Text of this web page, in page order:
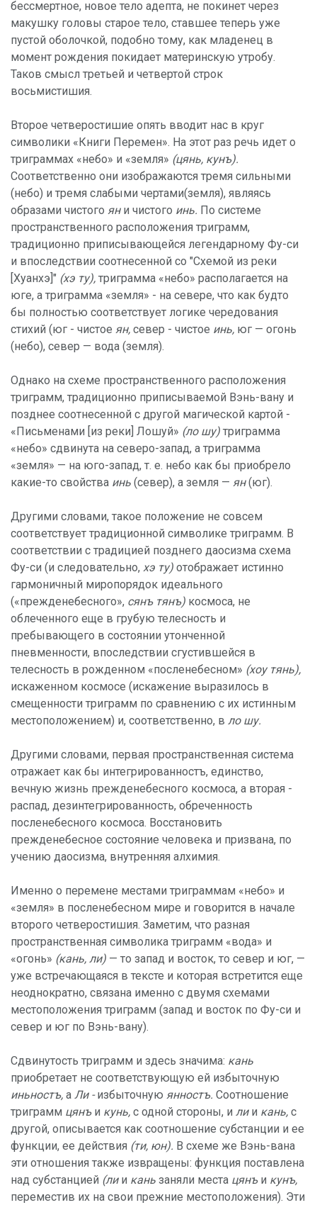
бессмертное, новое тело адепта, не покинет через
макушку головы старое тело, ставшее теперь уже
пустой оболочкой, подобно тому, как младенец в
момент рождения покидает материнскую утробу.
Таков смысл третьей и четвертой строк
восьмистишия.
Второе четверостишие опять вводит нас в круг
символики «Книги Перемен». На этот раз речь идет о
триграммах «небо» и «земля» (цянь, кунъ).
Соответственно они изображаются тремя сильными
(небо) и тремя слабыми чертами(земля), являясь
образами чистого ян и чистого инь. По системе
пространственного расположения триграмм,
традиционно приписывающейся легендарному Фу-си
и впоследствии соотнесенной со "Схемой из реки
[Хуанхэ]" (хэ ту), триграмма «небо» располагается на
юге, а триграмма «земля» - на севере, что как будто
бы полностью соответствует логике чередования
стихий (юг - чистое ян, север - чистое инь, юг — огонь
(небо), север — вода (земля).
Однако на схеме пространственного расположения
триграмм, традиционно приписываемой Вэнь-вану и
позднее соотнесенной с другой магической картой -
«Письменами [из реки] Лошуй» (ло шу) триграмма
«небо» сдвинута на северо-запад, а триграмма
«земля» — на юго-запад, т. е. небо как бы приобрело
какие-то свойства инь (север), а земля — ян(юг).
Другими словами, такое положение не совсем
соответствует традиционной символике триграмм. В
соответствии с традицией позднего даосизма схема
Фу-си (и следовательно, хэ ту) отображает истинно
гармоничный миропорядок идеального
(«прежденебесного», сянъ тянъ) космоса, не
облеченного еще в грубую телесность и
пребывающего в состоянии утонченной
пневменности, впоследствии сгустившейся в
телесность в рожденном «посленебесном» (хоу тянь),
искаженном космосе (искажение выразилось в
смещенности триграмм по сравнению с их истинным
местоположением) и, соответственно, в ло шу.
Другими словами, первая пространственная система
отражает как бы интегрированностъ, единство,
вечную жизнь прежденебесного космоса, а вторая -
распад, дезинтегрированность, обреченность
посленебесного космоса. Восстановить
прежденебесное состояние человека и призвана, по
учению даосизма, внутренняя алхимия.
Именно о перемене местами триграммам «небо» и
«земля» в посленебесном мире и говорится в начале
второго четверостишия. Заметим, что разная
пространственная символика триграмм «вода» и
«огонь» (кань, ли) — то запад и восток, то север и юг, —
уже встречающаяся в тексте и которая встретится еще
неоднократно, связана именно с двумя схемами
местоположения триграмм (запад и восток по Фу-си и
север и юг по Вэнь-вану).
Сдвинутость триграмм и здесь значима: кань
приобретает не соответствующую ей избыточную
иньностъ, а Ли -избыточную янностъ. Соотношение
триграмм цянъ и кунь, с одной стороны, и ли и кань, с
другой, описывается как соотношение субстанции и ее
функции, ее действия (ти, юн). В схеме же Вэнь-вана
эти отношения также извращены: функция поставлена
над субстанцией (ли и кань заняли места цянъ и кунъ,
переместив их на свои прежние местоположения). Эти